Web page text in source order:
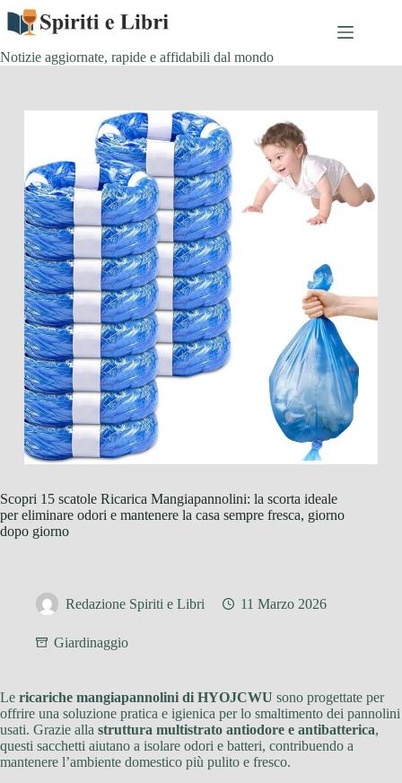
Salta
contenuto
Notizie aggiornate, rapide e affidabili dal mondo
Scopri 15 scatole Ricarica Mangiapannolini: la scorta ideale
per eliminare odori e mantenere la casa sempre fresca, giorno
dopo giorno
Redazione Spiriti e Libri 11 Marzo 2026
Giardinaggio
Le ricariche mangiapannolini di HYOJCWU sono progettate per
offrire una soluzione pratica e igienica per lo smaltimento dei pannolini
usati. Grazie alla struttura multistrato antiodore e antibatterica,
questi sacchetti aiutano a isolare odori e batteri, contribuendo a
mantenere l’ambiente domestico più pulito e fresco.